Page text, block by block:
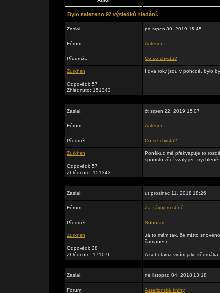
Bylo nalezeno 92 výsledků hledání.
Zaslal: pá srpen 30, 2019 15:45
Fórum: Asterion
Předmět: Co se chystá?
Zurkhen
Odpovědi: 57
Zhlédnuto: 151343
I dva roky jsou v pohodě, bylo
Zaslal: čt srpen 22, 2019 15:07
Fórum: Asterion
Předmět: Co se chystá?
Zurkhen
Odpovědi: 57
Zhlédnuto: 151343
Poněkud mě překvapuje to
spoustu věcí vzaly jen
Zaslal: út prosinec 11, 2018 18:26
Fórum: Za závojem stínů
Předmět: Subotam
Zurkhen
Odpovědi: 28
Zhlédnuto: 171076
Já to mám tak, že místo
šamanem.
A subotama vidím jako
Zaslal: ne listopad 04, 2018 13:18
Fórum: Asterionské knihy